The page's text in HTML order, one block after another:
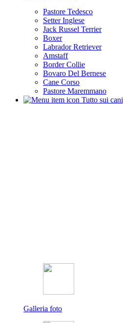
Pastore Tedesco
Setter Inglese
Jack Russel Terrier
Boxer
Labrador Retriever
Amstaff
Border Collie
Bovaro Del Bernese
Cane Corso
Pastore Maremmano
Tutto sui cani
Galleria foto